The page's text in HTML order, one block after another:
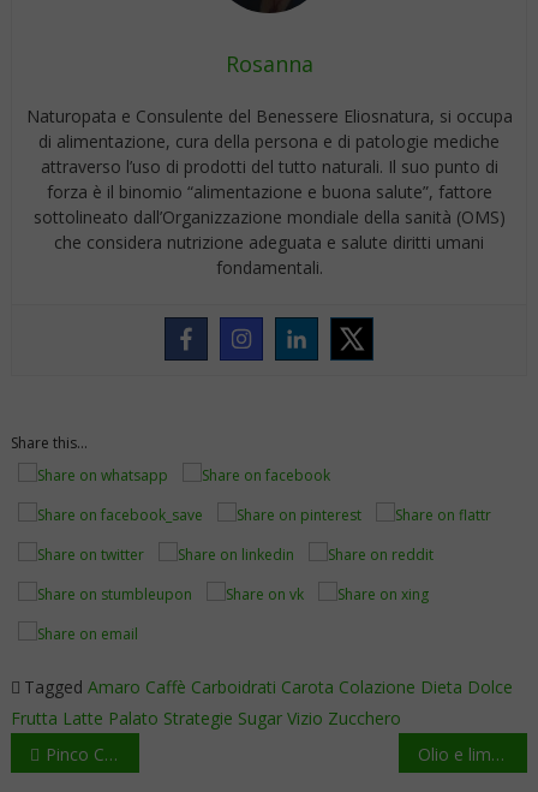
Rosanna
Naturopata e Consulente del Benessere Eliosnatura, si occupa
di alimentazione, cura della persona e di patologie mediche
attraverso l’uso di prodotti del tutto naturali. Il suo punto di
forza è il binomio “alimentazione e buona salute”, fattore
sottolineato dall’Organizzazione mondiale della sanità (OMS)
che considera nutrizione adeguata e salute diritti umani
fondamentali.
Share this...
Tagged Amaro Caffè Carboidrati Carota Colazione Dieta Dolce
Frutta Latte Palato Strategie Sugar Vizio Zucchero
Navigazione
Pinco Casino: Mobile Slots, Live Games & Quick Wins for On-the-Go Players Olio e limone insieme per proteggere le mani screpolate